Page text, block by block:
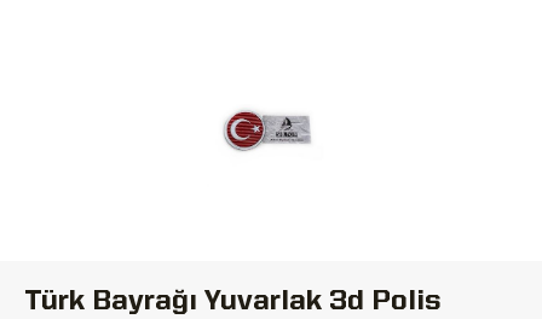
Türk Bayrağı Yuvarlak 3d Polis